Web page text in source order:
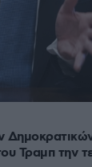
Τραμπ την